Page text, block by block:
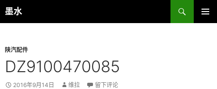
跳
至
墨水
搜
索
陕汽配件
DZ9100470085
2016年9月14日 维拉 留下评论